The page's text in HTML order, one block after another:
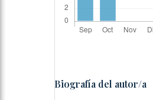
Biografía del autor/a